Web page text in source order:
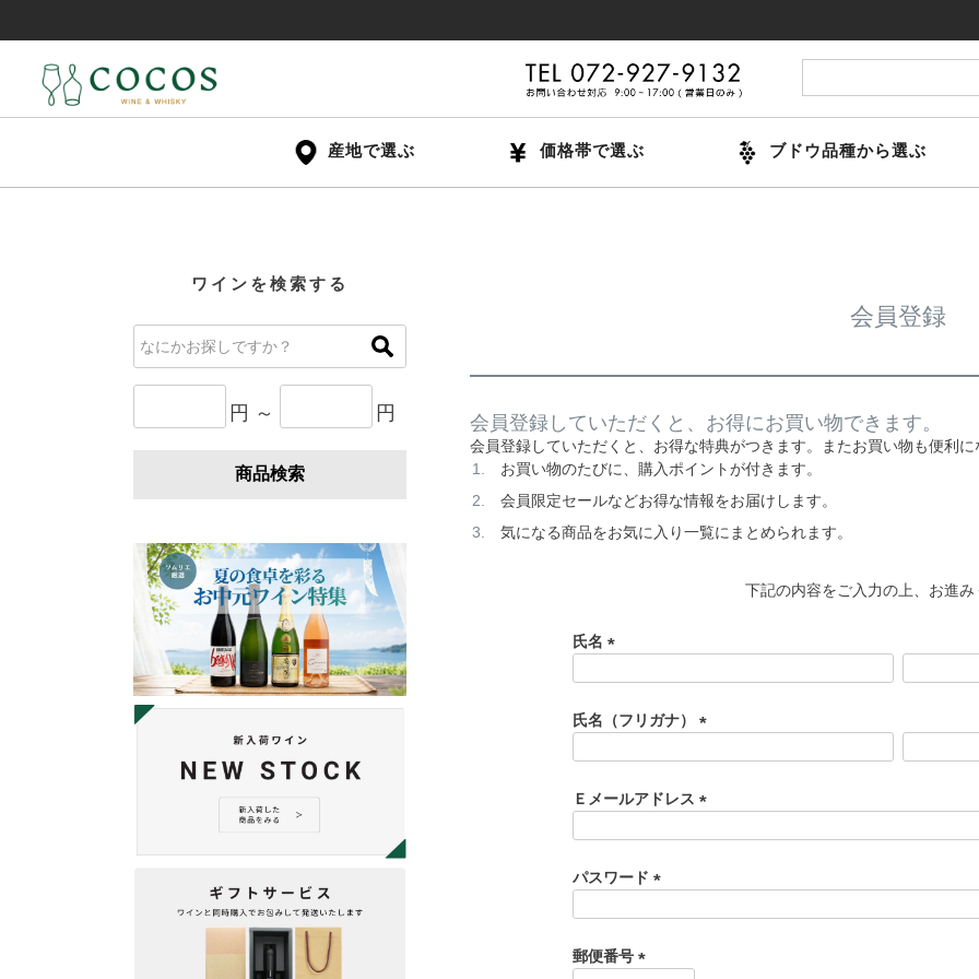
産地で選ぶ 価格帯で選ぶ ブドウ品種から選ぶ
ワインを検索する
円 ～ 円
商品検索
会員登録
会員登録していただくと、お得にお買い物できます。
会員登録していただくと、お得な特典がつきます。またお買い物も便利に
お買い物のたびに、購入ポイントが付きます。
会員限定セールなどお得な情報をお届けします。
気になる商品をお気に入り一覧にまとめられます。
下記の内容をご入力の上、お進み
氏名
須
)
氏名（フリガナ）
須
)
Ｅメールアドレス
)
パスワード
)
郵便番号